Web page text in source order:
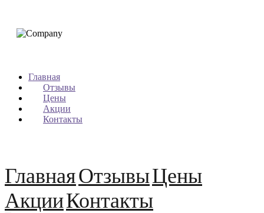
Главная
Отзывы
Цены
Акции
Контакты
ГлавнаяОтзывыЦены
АкцииКонтакты